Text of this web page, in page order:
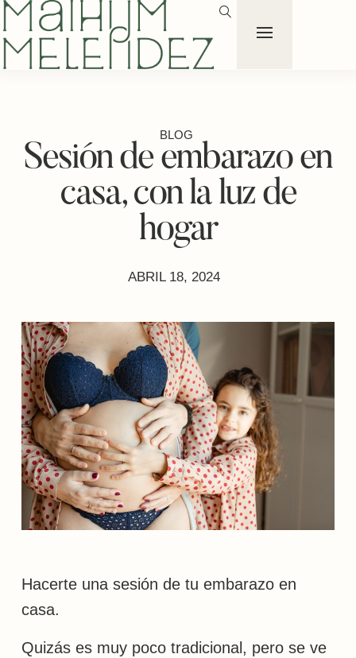
BLOG
Sesión de embarazo en
casa, con la luz de
hogar
ABRIL 18, 2024
Hacerte una sesión de tu embarazo en
casa.
Quizás es muy poco tradicional, pero se ve